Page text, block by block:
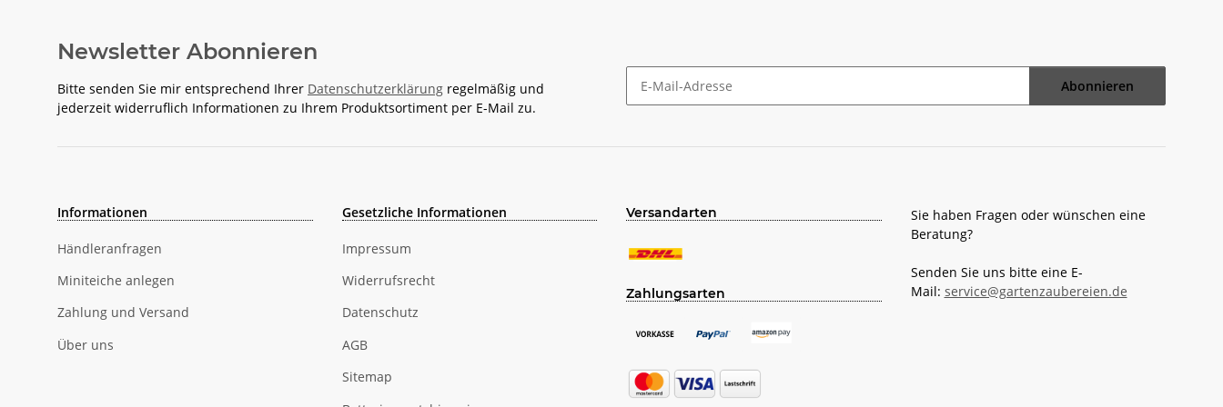
Newsletter Abonnieren
Bitte senden Sie mir entsprechend Ihrer Datenschutzerklärung regelmäßig und
jederzeit widerruflich Informationen zu Ihrem Produktsortiment per E-Mail zu.
Abonnieren
Informationen
Händleranfragen
Miniteiche anlegen
Zahlung und Versand
Über uns
Gesetzliche Informationen
Impressum
Widerrufsrecht
Datenschutz
AGB
Sitemap
Versandarten
Zahlungsarten
Sie haben Fragen oder wünschen eine
Beratung?
Senden Sie uns bitte eine E-
Mail: service@gartenzaubereien.de